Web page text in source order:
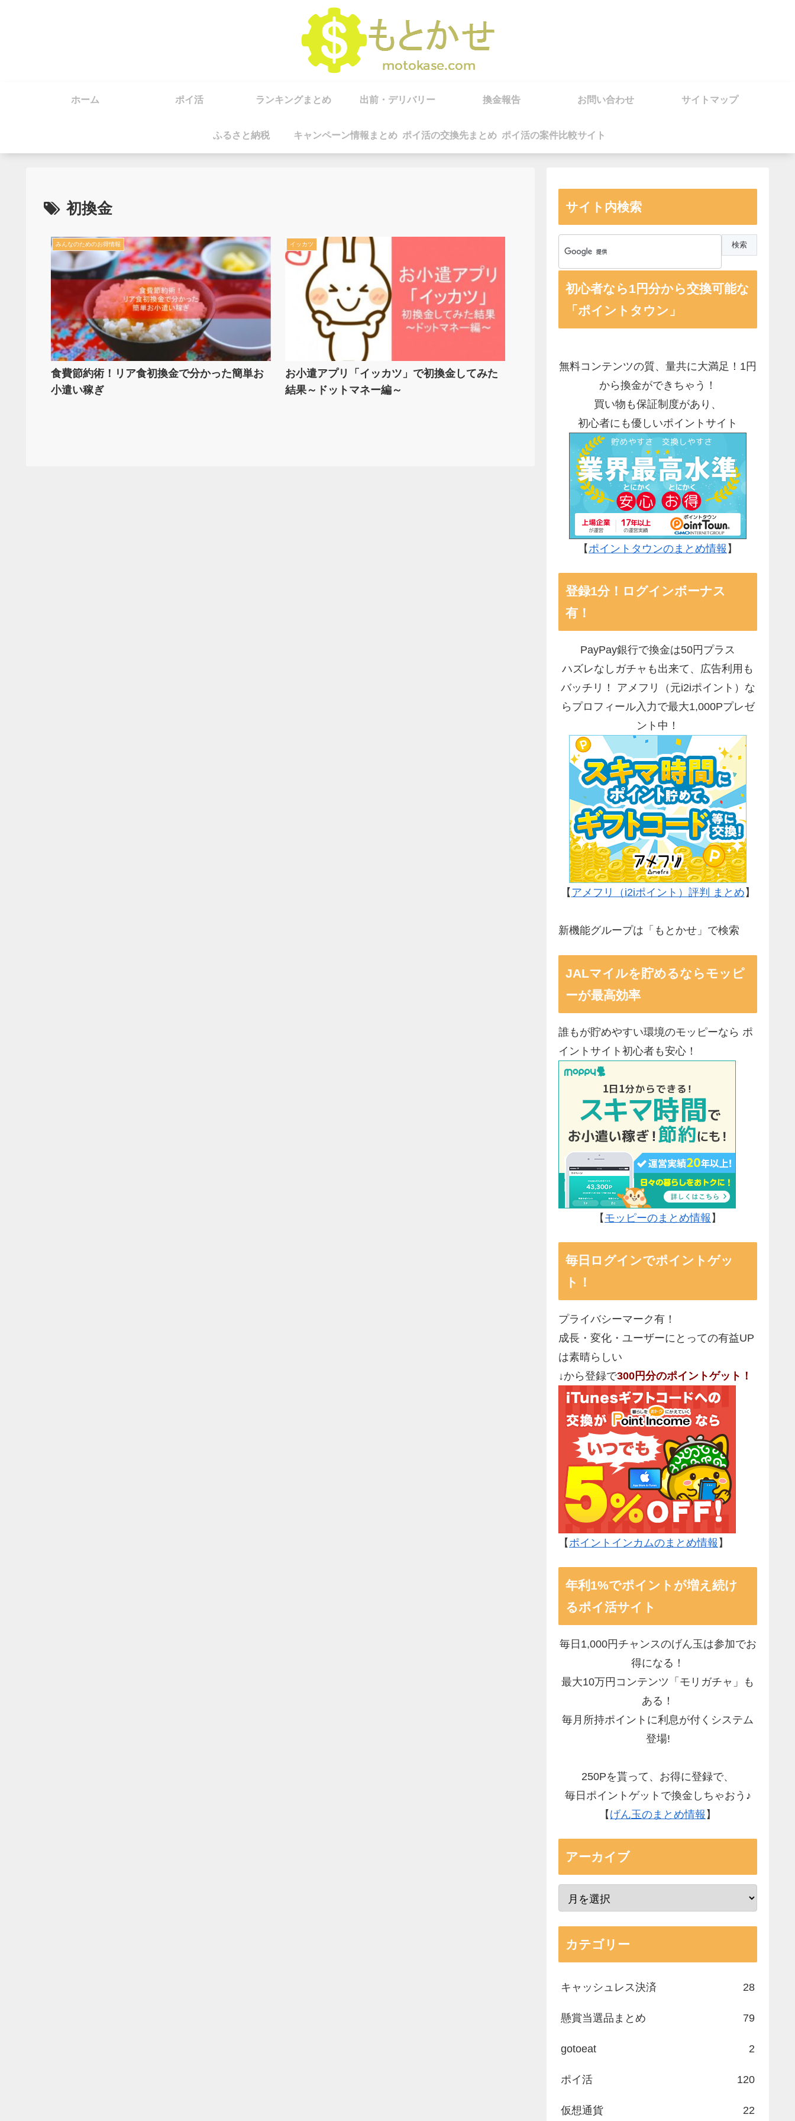
ホーム ポイ活 ランキングまとめ 出前・デリバリー 換金報告 お問い合わせ サイトマップ
ふるさと納税 キャンペーン情報まとめ ポイ活の交換先まとめ ポイ活の案件比較サイト
初換金
みんなのためのお得情報
食費節約術！リア食初換金で分かった簡単お
小遣い稼ぎ
イッカツ
お小遣アプリ「イッカツ」で初換金してみた
結果～ドットマネー編～
サイト内検索
初心者なら1円分から交換可能な
「ポイントタウン」
無料コンテンツの質、量共に大満足！1円
から換金ができちゃう！
買い物も保証制度があり、
初心者にも優しいポイントサイト
【ポイントタウンのまとめ情報 】
登録1分！ログインボーナス
有！
PayPay銀行で換金は50円プラス
ハズレなしガチャも出来て、広告利用も
バッチリ！ アメフリ（元i2iポイント）な
らプロフィール入力で最大1,000Pプレゼ
ント中！
【 アメフリ（i2iポイント）評判 まとめ 】
新機能グループは「もとかせ」で検索
JALマイルを貯めるならモッピ
ーが最高効率
誰もが貯めやすい環境のモッピーなら ポ
イントサイト初心者も安心！
【 モッピーのまとめ情報 】
毎日ログインでポイントゲッ
ト！
プライバシーマーク有！
成長・変化・ユーザーにとっての有益UP
は素晴らしい
↓から登録で300円分のポイントゲット！
【 ポイントインカムのまとめ情報 】
年利1%でポイントが増え続け
るポイ活サイト
毎日1,000円チャンスのげん玉は参加でお
得になる！
最大10万円コンテンツ「モリガチャ」も
ある！
毎月所持ポイントに利息が付くシステム
登場!
250Pを貰って、お得に登録で、
毎日ポイントゲットで換金しちゃおう♪
【 げん玉のまとめ情報 】
アーカイブ
カテゴリー
キャッシュレス決済 28
懸賞当選品まとめ 79
gotoeat 2
ポイ活 120
仮想通貨 22